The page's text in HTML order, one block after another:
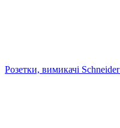
Розетки, вимикачі